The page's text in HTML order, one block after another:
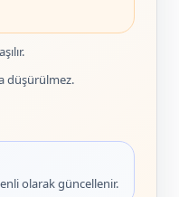
düşürülmez.
olarak güncellenir.